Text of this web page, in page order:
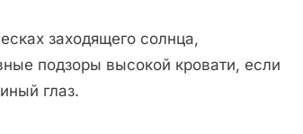
заходящего солнца,
подзоры высокой кровати, если
глаз.